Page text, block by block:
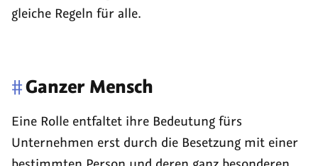
gleiche Regeln für alle.
#Ganzer Mensch
Eine Rolle entfaltet ihre Bedeutung fürs
Unternehmen erst durch die Besetzung mit einer